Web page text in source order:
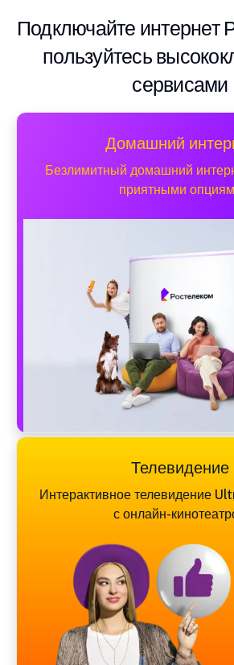
Подключайте интернет
пользуйтесь
сервисами
Домашний
Безлимитный домашний
приятными
Телевидение
Интерактивное телевидение
с онлайн-